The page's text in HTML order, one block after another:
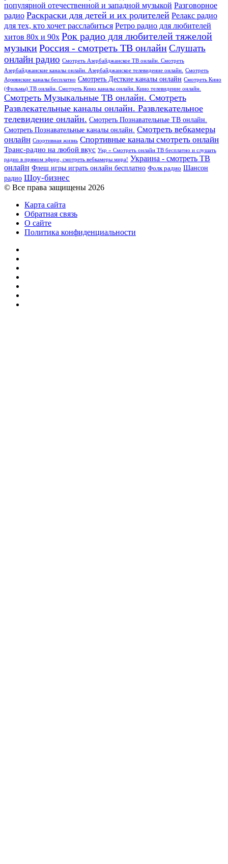
популярной отечественной и западной музыкой Разговорное
радио Раскраски для детей и их родителей Релакс радио
для тех, кто хочет расслабиться Ретро радио для любителей
хитов 80х и 90х Рок радио для любителей тяжелой
музыкиРоссия - смотреть ТВ онлайнСлушать
онлайн радио Смотреть Азербайджанское ТВ онлайн. Смотреть
Азербайджанские каналы онлайн. Азербайджанское телевидение онлайн.
Смотреть
Армянские каналы бесплатно Смотреть Десткие каналы онлайн Смотреть Кино
(Фильмы) ТВ онлайн. Смотреть Кино каналы онлайн. Кино телевидение онлайн.
Смотреть Музыкальные ТВ онлайн. Смотреть
Развлекательные каналы онлайн. Развлекательное
телевидение онлайн. Смотреть Познавательные ТВ онлайн.
Смотреть Познавательные каналы онлайн. Смотреть вебкамеры
онлайн Спортивная жизнь Спортивные каналы смотреть онлайн
Транс-радио на любой вкус Укр » Смотреть онлайн ТВ бесплатно и слушать
радио в прямом эфире, смотреть вебкамеры мира! Украина - смотреть ТВ
онлайн Флеш игры играть онлайн бесплатно Фолк радио Шансон
радио Шоу-бизнес
© Все права защищены 2026
Карта сайта
Обратная связь
О сайте
Политика конфиденциальности